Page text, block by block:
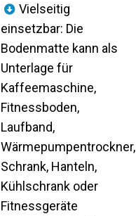
Vielseitig
einsetzbar: Die
Bodenmatte kann als
Unterlage für
Kaffeemaschine,
Fitnessboden,
Laufband,
Wärmepumpentrockner,
Schrank, Hanteln,
Kühlschrank oder
Fitnessgeräte